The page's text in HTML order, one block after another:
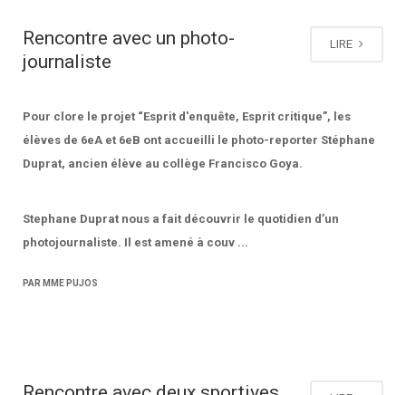
LIRE
Rencontre avec un photo-
journaliste
Pour clore le projet “Esprit d'enquête, Esprit critique”, les
élèves de 6eA et 6eB ont accueilli le photo-reporter Stéphane
Duprat, ancien élève au collège Francisco Goya.
Stephane Duprat nous a fait découvrir le quotidien d’un
photojournaliste. Il est amené à couv ...
PAR MME PUJOS